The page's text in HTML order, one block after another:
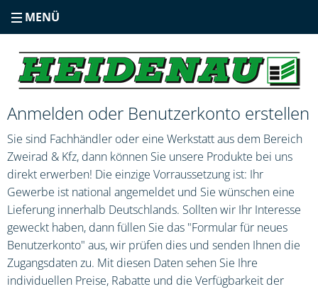
MENÜ
Anmelden oder Benutzerkonto erstellen
Sie sind Fachhändler oder eine Werkstatt aus dem Bereich
Zweirad & Kfz, dann können Sie unsere Produkte bei uns
direkt erwerben! Die einzige Vorraussetzung ist: Ihr
Gewerbe ist national angemeldet und Sie wünschen eine
Lieferung innerhalb Deutschlands. Sollten wir Ihr Interesse
geweckt haben, dann füllen Sie das "Formular für neues
Benutzerkonto" aus, wir prüfen dies und senden Ihnen die
Zugangsdaten zu. Mit diesen Daten sehen Sie Ihre
individuellen Preise, Rabatte und die Verfügbarkeit der